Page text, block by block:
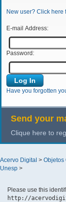
New user? Click here
E-mail Address:
Password:
Have you forgotten
Send your
Clique here to
Acervo Digital > Objetos
Unesp >
Please use this
http://